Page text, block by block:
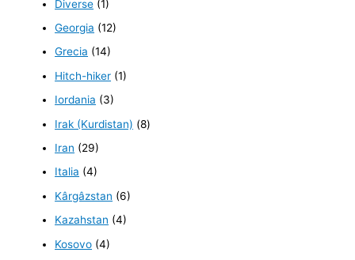
Diverse (1)
Georgia (12)
Grecia (14)
Hitch-hiker (1)
Iordania (3)
Irak (Kurdistan) (8)
Iran (29)
Italia (4)
Kârgâzstan (6)
Kazahstan (4)
Kosovo (4)